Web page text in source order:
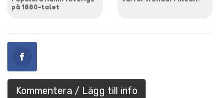
på 1880-talet
Kommentera / Lägg till info